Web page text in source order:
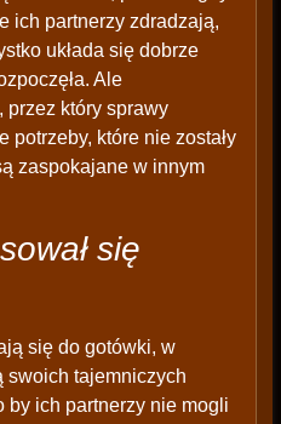
ich partnerzy zdradzają,
układa się dobrze
Ale
przez który sprawy
potrzeby, które nie zostały
zaspokajane w innym
się
się do gotówki, w
swoich tajemniczych
by ich partnerzy nie mogli